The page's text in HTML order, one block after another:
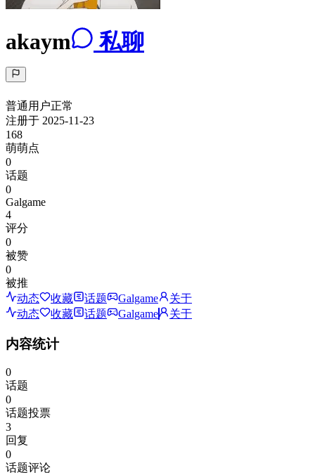
akaym 私聊
普通用户正常
注册于 2025-11-23
168
萌萌点
0
话题
0
Galgame
4
评分
0
被赞
0
被推
动态
收藏 话题 Galgame
关于
动态
收藏 话题 Galgame 关于
内容统计
0
话题
0
话题投票
3
回复
0
话题评论